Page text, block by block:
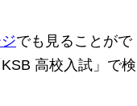
でも見ることがで
高校入試」で検